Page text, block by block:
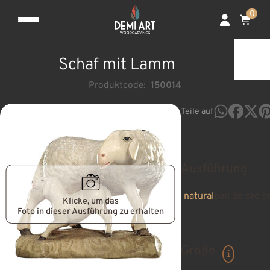
0
Schaf mit Lamm
Produktcode: 150014
Klicke, um das
Foto in dieser Ausführung zu erhalten
Teile auf
natural